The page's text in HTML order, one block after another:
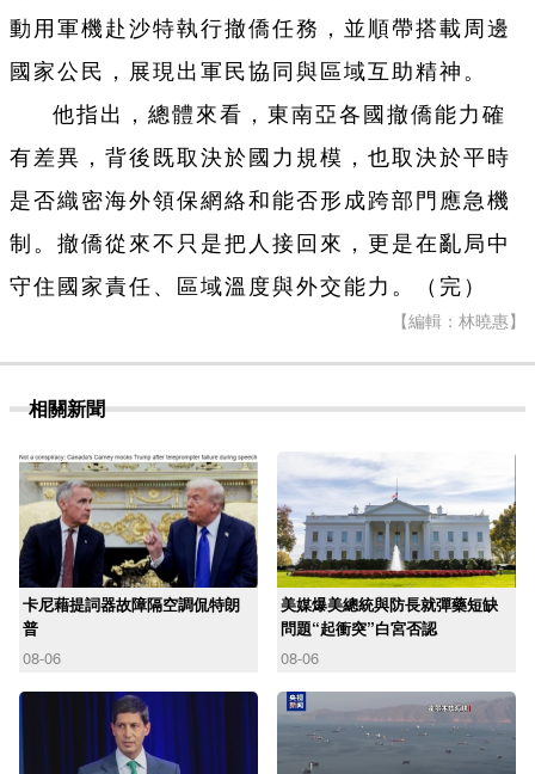
動用軍機赴沙特執行撤僑任務，並順帶搭載周邊
國家公民，展現出軍民協同與區域互助精神。
他指出，總體來看，東南亞各國撤僑能力確
有差異，背後既取決於國力規模，也取決於平時
是否織密海外領保網絡和能否形成跨部門應急機
制。撤僑從來不只是把人接回來，更是在亂局中
守住國家責任、區域溫度與外交能力。（完）
【編輯：林曉惠】
相關新聞
卡尼藉提詞器故障隔空調侃特朗
普
08-06
美媒爆美總統與防長就彈藥短缺
問題“起衝突”白宮否認
08-06